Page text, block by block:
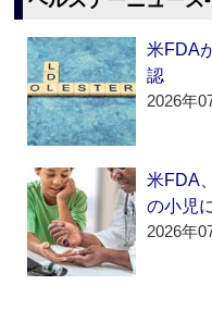
米FDA
認
2026年
米FDA
の小児
2026年